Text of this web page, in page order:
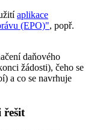
aplikace
(EPO)", popř.
daňového
žádosti), čeho se
a co se navrhuje
řešit